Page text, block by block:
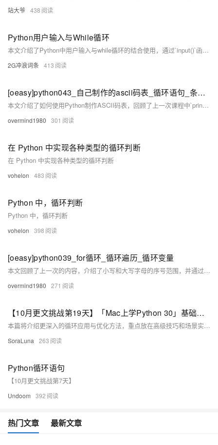
站大爷 438
Python用户输入与While循环
本文介绍了Python中用户输入与while循环的结合使用，通过`input()`函数获取用户输入，并利用while循环实现重复操作，如创建交互式程序或用户驱动的循环。示例代码展示了如何让用户输入数字并计算总和，直到输入指定退出命令。这种组合能帮助开发者构建强大的交互式Python应用。
2G冲浪词条 413
[oeasy]python043_自己制作的ascii码表_循环语句_条件语句_缩进_indent
本文介绍了如何使用Python制作ASCII码表，回顾了上一次课程中`print`函数的`end`参数，并通过循环和条件语句实现每8个字符换行的功能。通过调整代码中的缩进，实现了正确的输出格式。最后展示了制作完成的ASCII码表，并预告了下一次课程的内容。
overmind1980 301
在 Python 中实现各种类型的循环判断
在 Python 中实现各种类型的循环判断
vohelon 483
Python 中，循环判断
Python 中，循环判断
vohelon 398
[oeasy]python039_for循环_循环遍历_循环变量
本文回顾了上一次的内容，介绍了小写和大写字母的序号范围，并通过 `range` 函数生成了 `for` 循环。重点讲解了 `range(start, stop)` 的使用方法，解释了为什么不会输出 `stop` 值，并通过示例展示了如何遍历小写和大写字母的序号。最后总结了 `range` 函数的结构和 `for` 循环的使用技巧。
overmind1980 271
【10月更文挑战第19天】「Mac上学Python 30」基础篇11 - 高级循环技巧与应用
本篇将介绍更深入的循环应用与优化方法，重点放在高级技巧和场景实践。我们将讲解enumerate()与zip()的妙用、迭代器与生成器、并发循环以及性能优化技巧。这些内容将帮助您编写更高效、结构更合理的代码。
SoraLuna 263
Python循环语句
【10月更文挑战第7天】
Undoom 392
热门文章 最新文章